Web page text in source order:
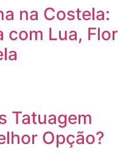
na Costela:
com Lua, Flor
Tatuagem
Opção?